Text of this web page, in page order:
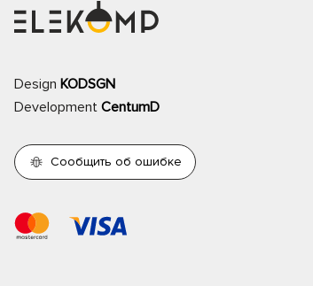
Design KODSGN
Development CentumD
Сообщить об ошибке